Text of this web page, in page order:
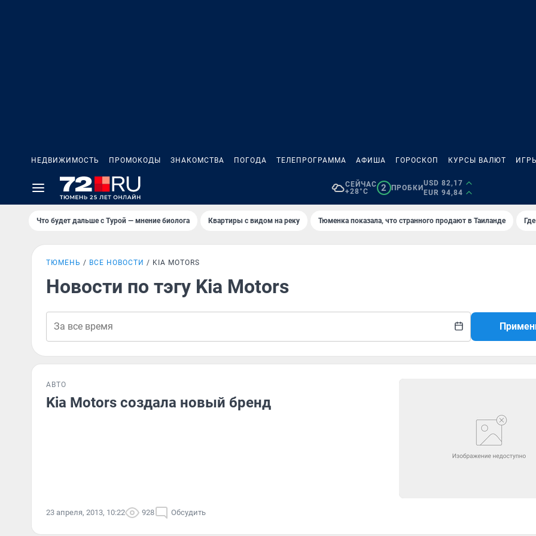
НЕДВИЖИМОСТЬ ПРОМОКОДЫ ЗНАКОМСТВА ПОГОДА ТЕЛЕПРОГРАММА АФИША ГОРОСКОП КУРСЫ ВАЛЮТ
СЕЙЧАС
+28°C
2 ПРОБКИ
USD 82,17
EUR 94,84
Что будет дальше с Турой — мнение биолога Квартиры с видом на реку Тюменка показала, что странного продают в Таиланде
ТЮМЕНЬ ВСЕ НОВОСТИ KIA MOTORS
Новости по тэгу Kia Motors
АВТО
Kia Motors создала новый бренд
23 апреля, 2013, 10:22 928 Обсудить